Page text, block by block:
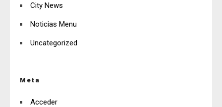
City News
Noticias Menu
Uncategorized
Meta
Acceder